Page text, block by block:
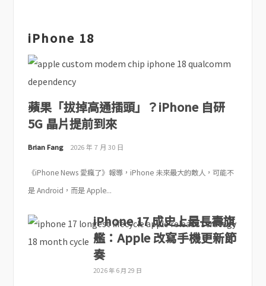
iPhone 18
蘋果「拔掉高通插頭」？iPhone 自研
5G 晶片提前到來
Brian Fang 2026 年 7 月 30 日
《iPhone News 愛瘋了》報導，iPhone 未來最大的敵人，可能不
是 Android，而是 Apple...
iPhone 17 成史上最長壽旗
艦：Apple 改寫手機更新節
奏
2026 年 6 月 29 日